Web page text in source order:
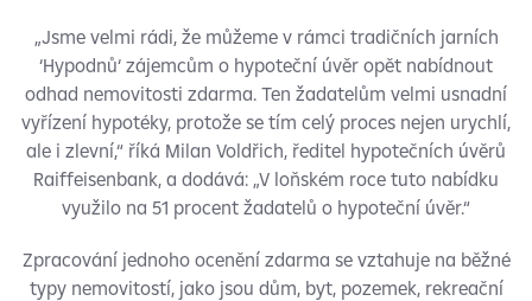
„Jsme velmi rádi, že můžeme v rámci tradičních jarních
‘Hypodnů‘ zájemcům o hypoteční úvěr opět nabídnout
odhad nemovitosti zdarma. Ten žadatelům velmi usnadní
vyřízení hypotéky, protože se tím celý proces nejen urychlí,
ale i zlevní,“ říká Milan Voldřich, ředitel hypotečních úvěrů
Raiffeisenbank, a dodává: „V loňském roce tuto nabídku
využilo na 51 procent žadatelů o hypoteční úvěr.“
Zpracování jednoho ocenění zdarma se vztahuje na běžné
typy nemovitostí, jako jsou dům, byt, pozemek, rekreační